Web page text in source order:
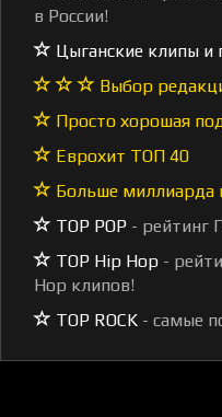
в России!
Цыганские клипы и
Выбор
Просто хорошая
Еврохит ТОП 40
Больше миллиарда
TOP POP - рейтинг
TOP Hip Hop -
Hop клипов!
TOP ROCK - самые